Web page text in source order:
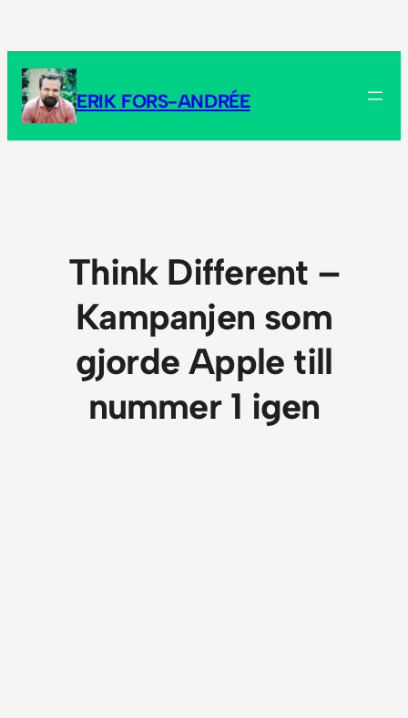
innehåll
ERIK FORS-ANDRÉE
Think Different –
Kampanjen som
gjorde Apple till
nummer 1 igen